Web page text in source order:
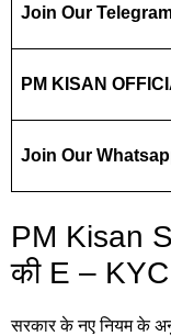
Join Our
PM KISAN
Join Our
PM Kisan
की E –
सरकार के नए नियम के